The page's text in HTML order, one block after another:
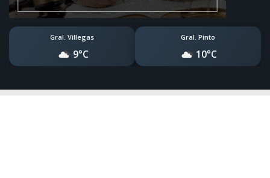
Gral. Villegas
9°C
Gral. Pinto
10°C